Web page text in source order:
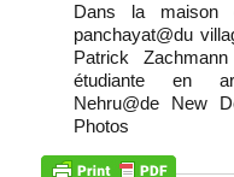
Dans la maison
panchayat@du
Patrick
étudiante en
Nehru@de New
Photos